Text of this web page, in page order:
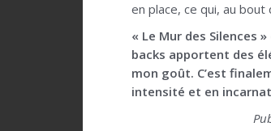
en place, ce qui, au
« Le Mur des Silences
backs apportent des
mon goût. C’est
intensité et en